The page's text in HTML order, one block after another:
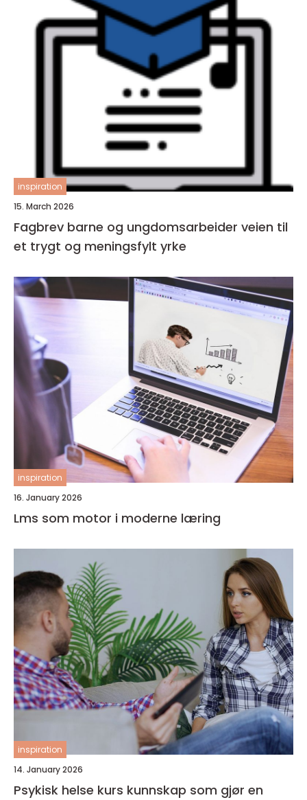
inspiration
15. March 2026
Fagbrev barne og ungdomsarbeider veien til
et trygt og meningsfylt yrke
inspiration
16. January 2026
Lms som motor i moderne læring
inspiration
14. January 2026
Psykisk helse kurs kunnskap som gjør en